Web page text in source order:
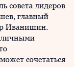
совета лидеров
главный
Иванишин.
личными
сочетаться